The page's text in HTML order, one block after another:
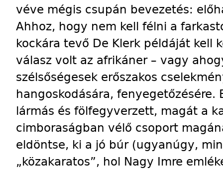
véve mégis csupán bevezetés:
Ahhoz, hogy nem kell félni a
kockára tevő De Klerk példáját kell
válasz volt az afrikáner – vagy
szélsőségesek erőszakos
hangoskodására, fenyegetőzésére.
lármás és fölfegyverzett, magát a
cimboraságban vélő csoport
eldöntse, ki a jó búr (ugyanúgy,
„közakaratos”, hol Nagy Imre